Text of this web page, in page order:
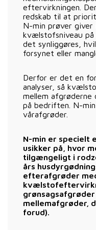
eftervirkningen.
redskab til at
N-min prøver
kvælstofsniveau på
det synliggøres,
forsynet eller
Derfor er det en
analyser, så
mellem afgrøderne
på bedriften. N-
vårafgrøder.
N-min er specielt
usikker på, hvor
tilgængeligt i
års
efterafgrøder
mellemafgrøder,
forud).